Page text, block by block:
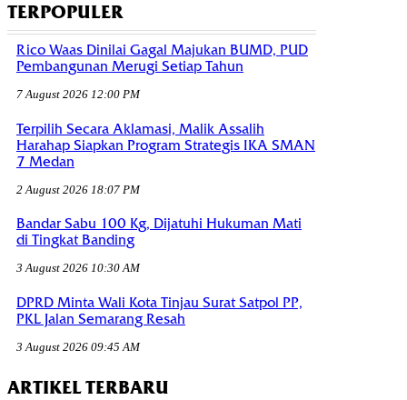
TERPOPULER
Rico Waas Dinilai Gagal Majukan BUMD, PUD
Pembangunan Merugi Setiap Tahun
7 August 2026 12:00 PM
Terpilih Secara Aklamasi, Malik Assalih
Harahap Siapkan Program Strategis IKA SMAN
7 Medan
2 August 2026 18:07 PM
Bandar Sabu 100 Kg, Dijatuhi Hukuman Mati
di Tingkat Banding
3 August 2026 10:30 AM
DPRD Minta Wali Kota Tinjau Surat Satpol PP,
PKL Jalan Semarang Resah
3 August 2026 09:45 AM
ARTIKEL TERBARU